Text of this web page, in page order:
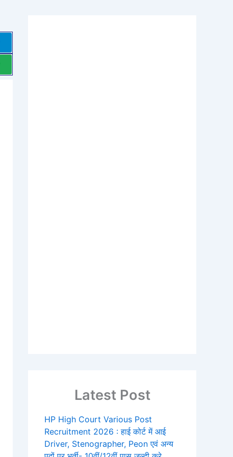
Latest Post
HP High Court Various Post
Recruitment 2026 : हाई कोर्ट में आई
Driver, Stenographer, Peon एवं अन्य